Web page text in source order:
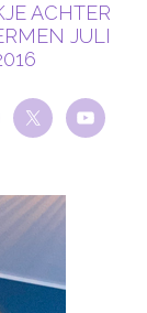
ACHTER
JULI